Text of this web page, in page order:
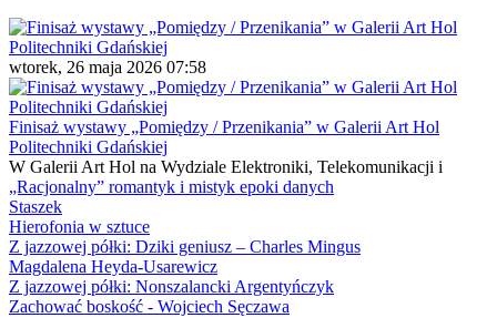
wtorek, 26 maja 2026 07:58
Finisaż wystawy „Pomiędzy / Przenikania” w Galerii Art Hol
Politechniki Gdańskiej
W Galerii Art Hol na Wydziale Elektroniki, Telekomunikacji i
„Racjonalny” romantyk i mistyk epoki danych
Staszek
Hierofonia w sztuce
Z jazzowej półki: Dziki geniusz – Charles Mingus
Magdalena Heyda-Usarewicz
Z jazzowej półki: Nonszalancki Argentyńczyk
Zachować boskość - Wojciech Sęczawa